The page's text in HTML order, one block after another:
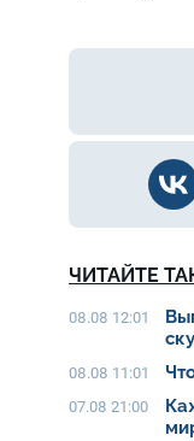
ЧИТАЙТЕ
08.08 12:01
08.08 11:01
07.08 21:00